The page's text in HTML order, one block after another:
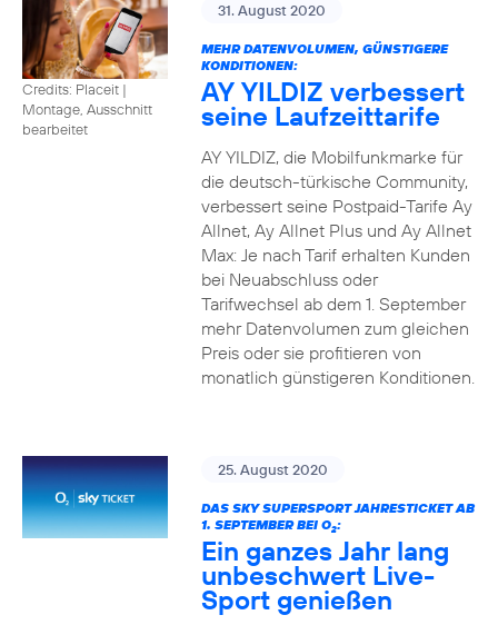
Credits: Placeit |
Montage, Ausschnitt
bearbeitet
31. August 2020
MEHR DATENVOLUMEN, GÜNSTIGERE
KONDITIONEN:
AY YILDIZ verbessert
seine Laufzeittarife
AY YILDIZ, die Mobilfunkmarke für
die deutsch-türkische Community,
verbessert seine Postpaid-Tarife Ay
Allnet, Ay Allnet Plus und Ay Allnet
Max: Je nach Tarif erhalten Kunden
bei Neuabschluss oder
Tarifwechsel ab dem 1. September
mehr Datenvolumen zum gleichen
Preis oder sie profitieren von
monatlich günstigeren Konditionen.
25. August 2020
DAS SKY SUPERSPORT JAHRESTICKET AB
1. SEPTEMBER BEI O2:
Ein ganzes Jahr lang
unbeschwert Live-
Sport genießen